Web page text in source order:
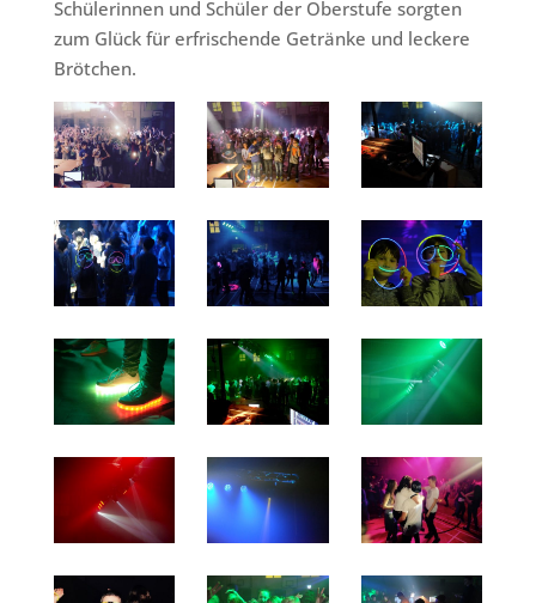
Schülerinnen und Schüler der Oberstufe sorgten
zum Glück für erfrischende Getränke und leckere
Brötchen.